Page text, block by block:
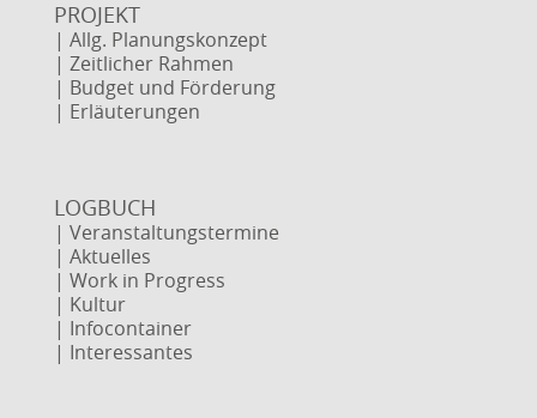
PROJEKT
| Allg. Planungskonzept
| Zeitlicher Rahmen
| Budget und Förderung
| Erläuterungen
LOGBUCH
| Veranstaltungstermine
| Aktuelles
| Work in Progress
| Kultur
| Infocontainer
| Interessantes